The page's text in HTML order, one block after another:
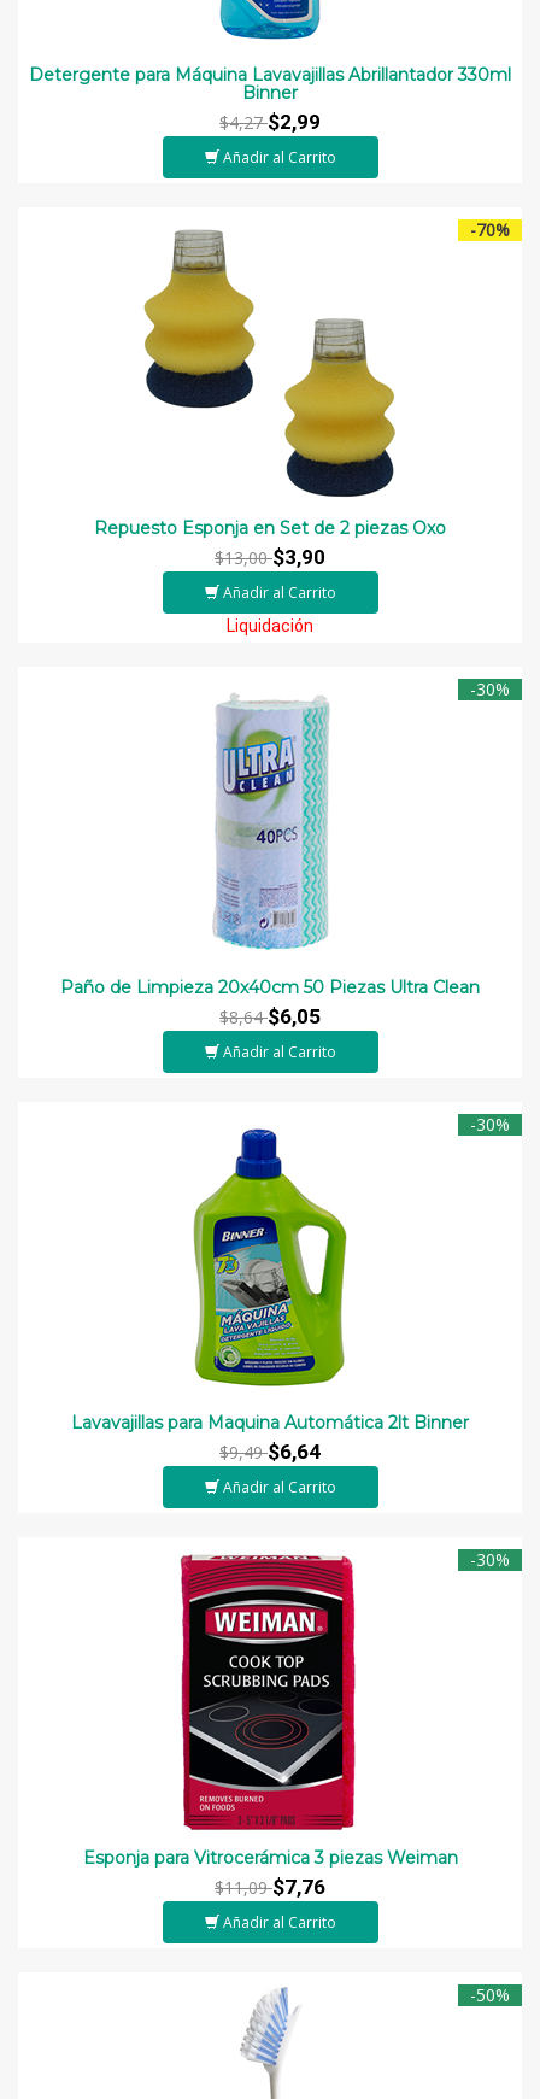
Detergente para Máquina Lavavajillas Abrillantador 330ml
Binner
$4,27$2,99
Añadir al Carrito
-70%
Repuesto Esponja en Set de 2 piezas Oxo
$13,00$3,90
Añadir al Carrito
Liquidación
-30%
Paño de Limpieza 20x40cm 50 Piezas Ultra Clean
$8,64$6,05
Añadir al Carrito
-30%
Lavavajillas para Maquina Automática 2lt Binner
$9,49$6,64
Añadir al Carrito
-30%
Esponja para Vitrocerámica 3 piezas Weiman
$11,09$7,76
Añadir al Carrito
-50%